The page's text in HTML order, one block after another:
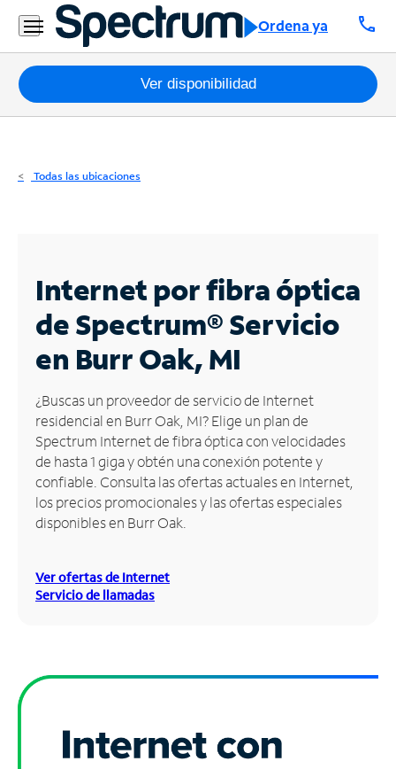
Ordena ya call
Residencial
Business
Paquetes
Internet
Business
Contáctanos
Inglés
Administrar
cuenta
Encuentra
una
tienda
Ver disponibilidad
Todas las ubicaciones
Internet por fibra óptica
de Spectrum®Servicio
en Burr Oak, MI
¿Buscas un proveedor de servicio de Internet
residencial en Burr Oak, MI? Elige un plan de
Spectrum Internet de fibra óptica con velocidades
de hasta 1 giga y obtén una conexión potente y
confiable. Consulta las ofertas actuales en Internet,
los precios promocionales y las ofertas especiales
disponibles en Burr Oak.
Ver ofertas de Internet
Servicio de llamadas